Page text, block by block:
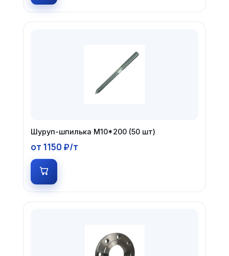
Шуруп-шпилька М10*200 (50 шт)
от 1150 ₽/т